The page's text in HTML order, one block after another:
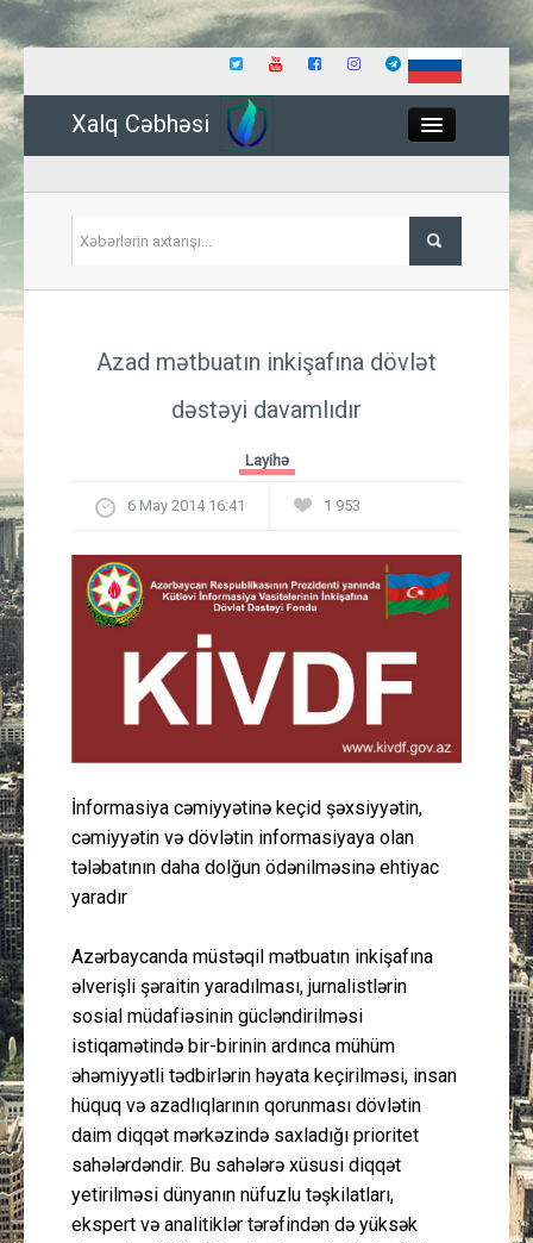
Xalq Cəbhəsi
İqtisadiyyat
Güney Azərbaycan
Mədəniyyət
Müsahibə
İdman
Layihə
Gündəm
Peşə etikası
Əlaqə
Azad mətbuatın inkişafına dövlət
dəstəyi davamlıdır
Layihə
6 May 2014 16:41 1 953
İnformasiya cəmiyyətinə keçid şəxsiyyətin,
cəmiyyətin və dövlətin informasiyaya olan
tələbatının daha dolğun ödənilməsinə ehtiyac
yaradır
Azərbaycanda müstəqil mətbuatın inkişafına
əlverişli şəraitin yaradılması, jurnalistlərin
sosial müdafiəsinin gücləndirilməsi
istiqamətində bir-birinin ardınca mühüm
əhəmiyyətli tədbirlərin həyata keçirilməsi, insan
hüquq və azadlıqlarının qorunması dövlətin
daim diqqət mərkəzində saxladığı prioritet
sahələrdəndir. Bu sahələrə xüsusi diqqət
yetirilməsi dünyanın nüfuzlu təşkilatları,
ekspert və analitiklər tərəfindən də yüksək